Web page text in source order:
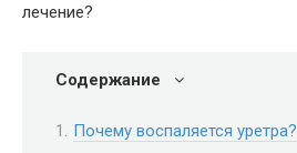
лечение?
Содержание
Почему воспаляется уретра?